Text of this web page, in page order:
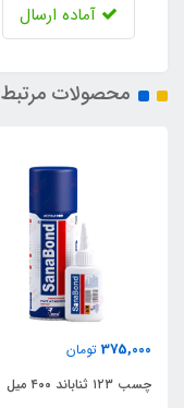
آماده ارسال
محصولات مرتبط
375,000 تومان
چسب ۱۲۳ ثناباند ۴۰۰ میل